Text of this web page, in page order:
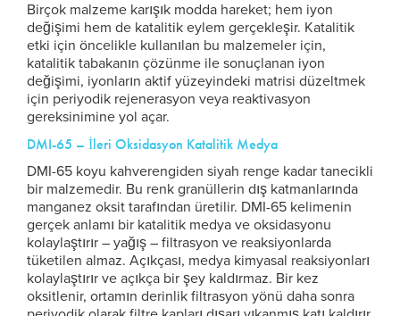
Birçok malzeme karışık modda hareket; hem iyon
değişimi hem de katalitik eylem gerçekleşir. Katalitik
etki için öncelikle kullanılan bu malzemeler için,
katalitik tabakanın çözünme ile sonuçlanan iyon
değişimi, iyonların aktif yüzeyindeki matrisi düzeltmek
için periyodik rejenerasyon veya reaktivasyon
gereksinimine yol açar.
DMI-65 – İleri Oksidasyon Katalitik Medya
DMI-65 koyu kahverengiden siyah renge kadar tanecikli
bir malzemedir. Bu renk granüllerin dış katmanlarında
manganez oksit tarafından üretilir. DMI-65 kelimenin
gerçek anlamı bir katalitik medya ve oksidasyonu
kolaylaştırır – yağış – filtrasyon ve reaksiyonlarda
tüketilen almaz. Açıkçası, medya kimyasal reaksiyonları
kolaylaştırır ve açıkça bir şey kaldırmaz. Bir kez
oksitlenir, ortamın derinlik filtrasyon yönü daha sonra